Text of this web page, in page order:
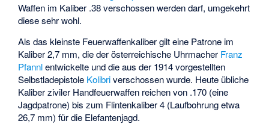
Waffen im Kaliber .38 verschossen werden darf, umgekehrt
diese sehr wohl.
Als das kleinste Feuerwaffenkaliber gilt eine Patrone im
Kaliber 2,7 mm, die der österreichische Uhrmacher Franz
Pfannlentwickelte und die aus der 1914 vorgestellten
Selbstladepistole Kolibriverschossen wurde. Heute übliche
Kaliber ziviler Handfeuerwaffen reichen von .170 (eine
Jagdpatrone) bis zum Flintenkaliber 4 (Laufbohrung etwa
26,7 mm) für die Elefantenjagd.